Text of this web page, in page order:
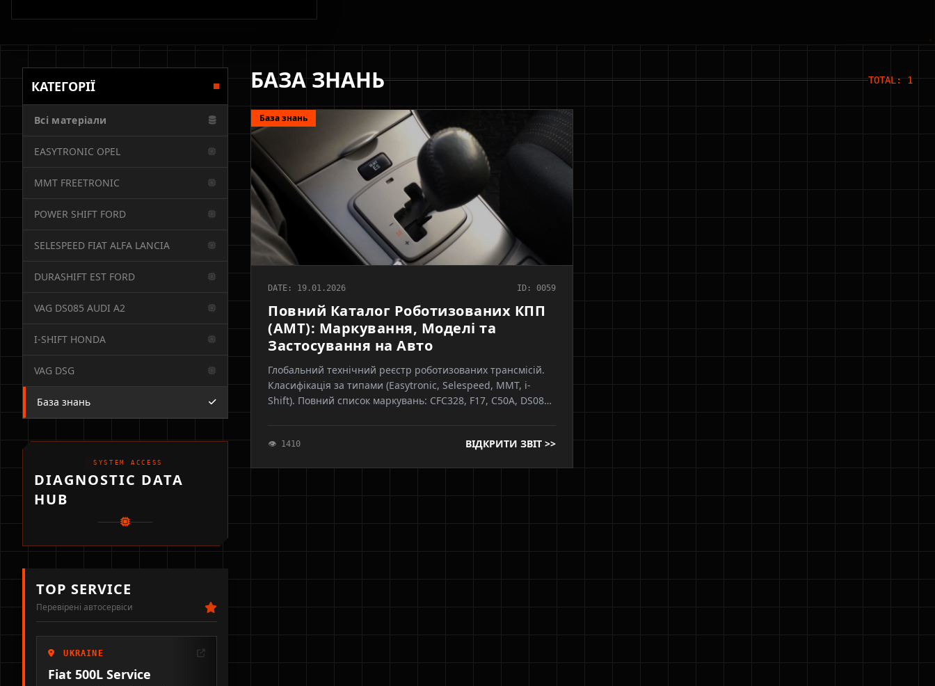
КАТЕГОРІЇ
Всі матеріали
EASYTRONIC OPEL
MMT FREETRONIC
POWER SHIFT FORD
SELESPEED FIAT ALFA LANCIA
DURASHIFT EST FORD
VAG DS085 AUDI A2
I-SHIFT HONDA
VAG DSG
База знань
SYSTEM ACCESS
DIAGNOSTIC DATA
HUB
TOP SERVICE
Перевірені автосервіси
UKRAINE
Fiat 500L Service
БАЗА ЗНАНЬ TOTAL: 1
База знань
DATE: 19.01.2026 ID: 0059
Повний Каталог Роботизованих КПП
(AMT): Маркування, Моделі та
Застосування на Авто
Глобальний технічний реєстр роботизованих трансмісій.
Класифікація за типами (Easytronic, Selespeed, MMT, i-
Shift). Повний список маркувань: CFC328, F17, C50A, DS085,
👁 1410 ВІДКРИТИ ЗВІТ >>